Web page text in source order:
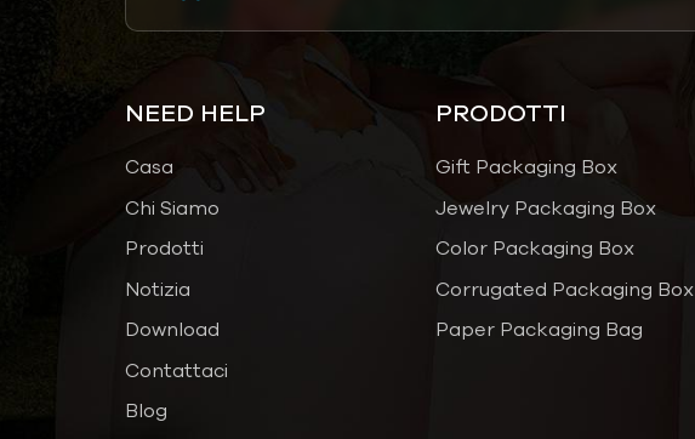
NEED HELP
Casa
Chi Siamo
Prodotti
Notizia
Download
Contattaci
Blog
PRODOTTI
Gift Packaging Box
Jewelry Packaging Box
Color Packaging Box
Corrugated Packaging Box
Paper Packaging Bag